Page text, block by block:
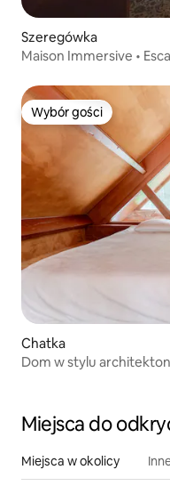
Szeregówka
Maison Immersive •
Wybór gości
Wybór gości
Chatka
Dom w stylu
Miejsca do
Miejsca w okolicy